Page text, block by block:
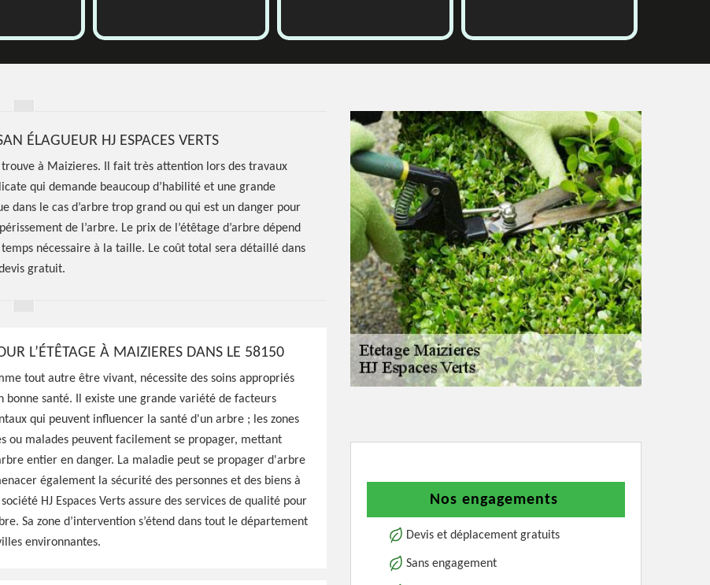
Verts est tout à fait
travaux effectués
ÉLAGUEUR HJ ESPACES VERTS
trouve à Maizieres. Il fait très attention lors des travaux
qui demande beaucoup d’habilité et une grande
dans le cas d’arbre trop grand ou qui est un danger pour
de l’arbre. Le prix de l’étêtage d’arbre dépend
nécessaire à la taille. Le coût total sera détaillé dans
gratuit.
L’ÉTÊTAGE À MAIZIERES DANS LE 58150
tout autre être vivant, nécessite des soins appropriés
bonne santé. Il existe une grande variété de facteurs
qui peuvent influencer la santé d'un arbre ; les zones
ou malades peuvent facilement se propager, mettant
entier en danger. La maladie peut se propager d'arbre
également la sécurité des personnes et des biens à
HJ Espaces Verts assure des services de qualité pour
Sa zone d’intervention s’étend dans tout le département
environnantes.
Nos engagements
Devis et déplacement gratuits
Sans engagement